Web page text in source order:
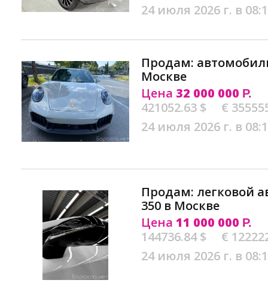
24 июля 2026 г. в
Продам:
Москве
Цена 32 000 000 Р.
421052.63 $
€
24 июля 2026 г. в
Продам: легковой
350 в Москве
Цена 11 000 000 Р.
144736.84 $
€
24 июля 2026 г. в